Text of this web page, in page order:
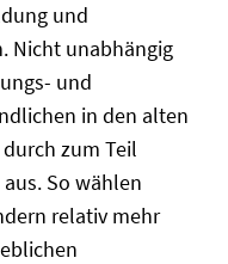
und
Nicht unabhängig
und
in den alten
zum Teil
So wählen
relativ mehr